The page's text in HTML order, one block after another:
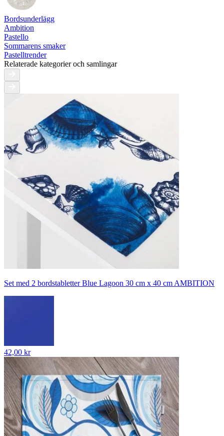
Bordsunderlägg
Ambition
Pastello
Sommarens smaker
Pastelltrender
Relaterade kategorier och samlingar
Set med 2 bordstabletter Blue Lagoon 30 cm x 40 cm AMBITION
42,00 kr